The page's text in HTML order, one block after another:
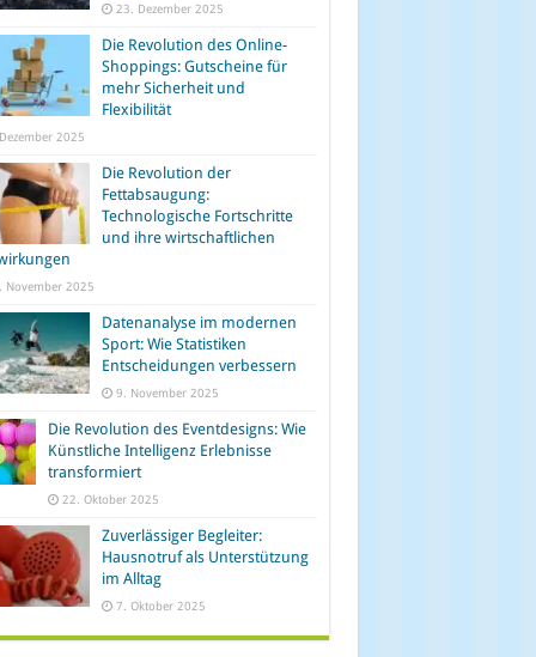
23. Dezember 2025
Die Revolution des Online-
Shoppings: Gutscheine für
mehr Sicherheit und
Flexibilität
2025
Die Revolution der
Fettabsaugung:
Technologische Fortschritte
und ihre wirtschaftlichen
November 2025
Datenanalyse im modernen
Sport: Wie Statistiken
Entscheidungen verbessern
9. November 2025
Die Revolution des Eventdesigns: Wie
Künstliche Intelligenz Erlebnisse
transformiert
22. Oktober 2025
Zuverlässiger Begleiter:
Hausnotruf als Unterstützung
im Alltag
7. Oktober 2025